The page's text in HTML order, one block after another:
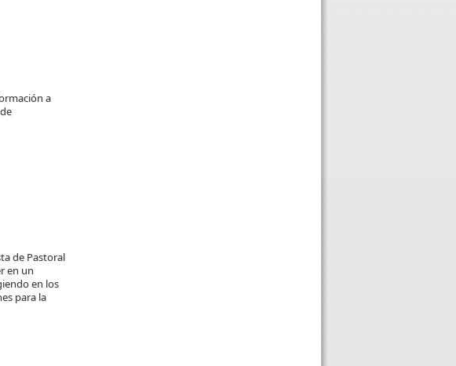
a
de Pastoral
en un
en los
para la